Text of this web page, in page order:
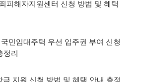
피해자지원센터 신청 방법 및 혜택
민임대주택 우선 입주권 부여 신청
정리
금 지원 신청 방법 및 혜택 안내 총정